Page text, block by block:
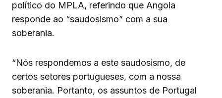
político do MPLA, referindo que Angola
responde ao “saudosismo” com a sua
soberania.
“Nós respondemos a este saudosismo, de
certos setores portugueses, com a nossa
soberania. Portanto, os assuntos de Portugal